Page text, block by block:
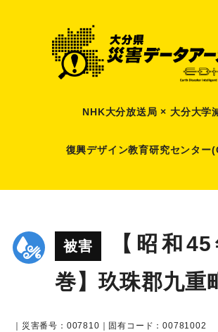
NHK大分放送局 × 大分大学
復興デザイン教育研究センター
被害
【昭和
巻】玖珠郡九重
｜災害番号：007810｜固有コード：00781002